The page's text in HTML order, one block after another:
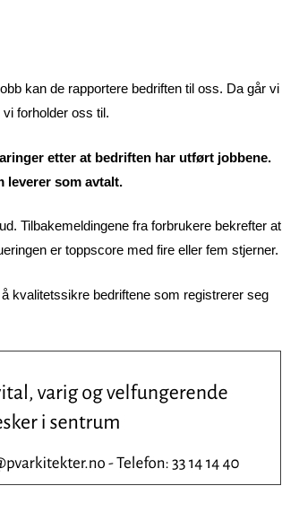
kan de rapportere bedriften til oss. Da går vi
forholder oss til.
etter at bedriften har utført jobbene.
leverer som avtalt.
Tilbakemeldingene fra forbrukere bekrefter at
er toppscore med fire eller fem stjerner.
kvalitetssikre bedriftene som registrerer seg